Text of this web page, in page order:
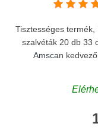
Tisztességes
szalvéták 20 db 33
Amscan